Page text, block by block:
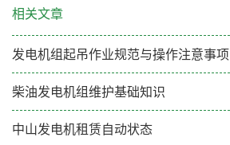
相关文章
发电机组起吊作业规范与操作注意事项
柴油发电机组维护基础知识
中山发电机租赁自动状态